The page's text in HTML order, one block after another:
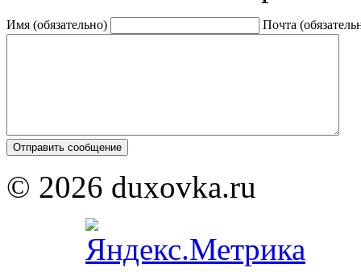
Имя (обязательно) Почта
© 2026 duxovka.ru